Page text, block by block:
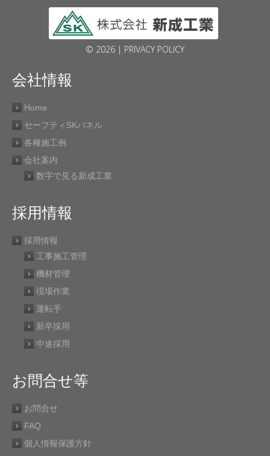
© 2026 | PRIVACY POLICY
会社情報
Home
セーフティSKパネル
各種施工例
会社案内
数字で見る新成工業
採用情報
採用情報
工事施工管理
機材管理
現場作業
運転手
新卒採用
中途採用
お問合せ等
お問合せ
FAQ
個人情報保護方針